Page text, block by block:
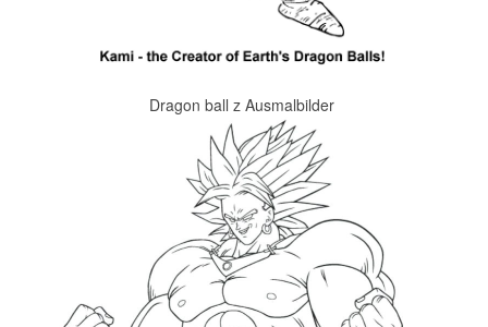
Dragon ball z Ausmalbilder